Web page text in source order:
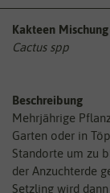
Kakteen Mischung
Cactus spp
Beschreibung
Mehrjährige
Garten oder in
Standorte um zu
der Anzuchterde
Setzling wird